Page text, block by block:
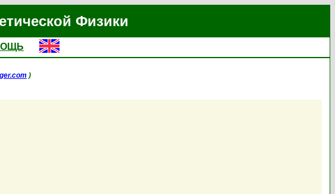
Физики
)